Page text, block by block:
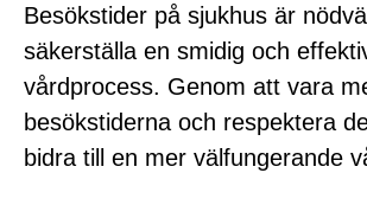
Besökstider på sjukhus är
säkerställa en smidig och
vårdprocess. Genom att vara
besökstiderna och respektera
bidra till en mer välfungerande